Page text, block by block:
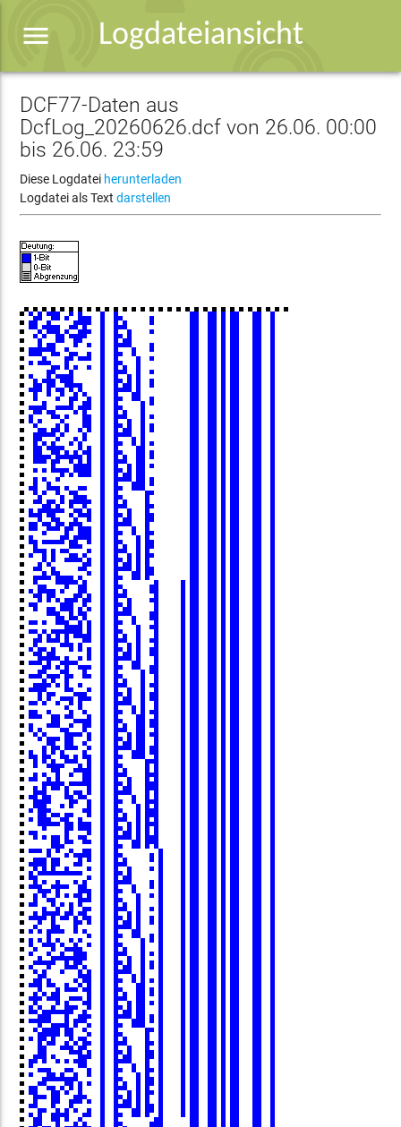
Logdateiansicht
menu
DCF77-Daten aus
DcfLog_20260626.dcf von 26.06. 00:00
bis 26.06. 23:59
Diese Logdatei herunterladen
Logdatei als Textdarstellen